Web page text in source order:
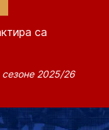
са
сезоне 2025/26